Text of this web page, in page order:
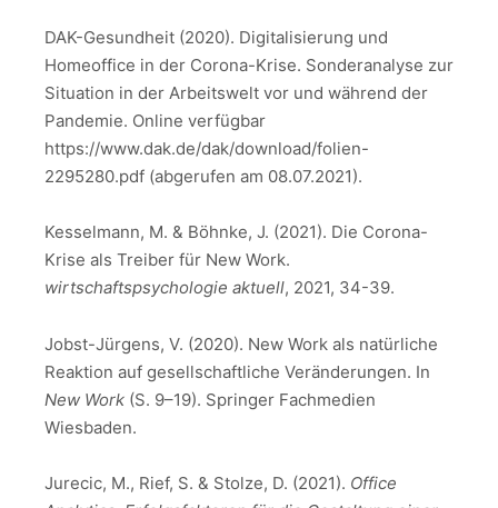
DAK-Gesundheit (2020). Digitalisierung und
Homeoffice in der Corona-Krise. Sonderanalyse zur
Situation in der Arbeitswelt vor und während der
Pandemie. Online verfügbar
https://www.dak.de/dak/download/folien-
2295280.pdf (abgerufen am 08.07.2021).
Kesselmann, M. & Böhnke, J. (2021). Die Corona-
Krise als Treiber für New Work.
wirtschaftspsychologie aktuell, 2021, 34-39.
Jobst-Jürgens, V. (2020). New Work als natürliche
Reaktion auf gesellschaftliche Veränderungen. In
New Work (S. 9–19). Springer Fachmedien
Wiesbaden.
Jurecic, M., Rief, S. & Stolze, D. (2021). Office